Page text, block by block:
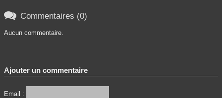
 Commentaires (0)
Aucun commentaire.
Ajouter un commentaire
Email :